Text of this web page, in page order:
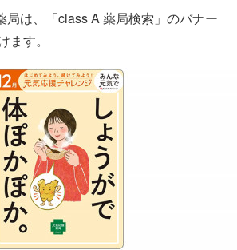
局は、「class A 薬局検索」のバナー
ます。